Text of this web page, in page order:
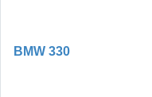
BMW 330